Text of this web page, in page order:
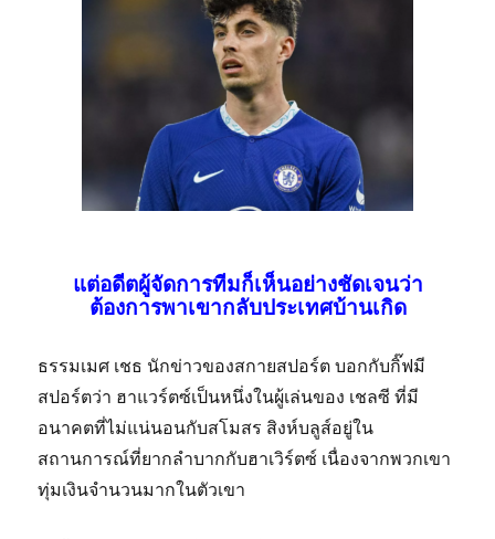
แต่อดีตผู้จัดการทีมก็เห็นอย่างชัดเจนว่า
ต้องการพาเขากลับประเทศบ้านเกิด
ธรรมเมศ เชธ นักข่าวของสกายสปอร์ต บอกกับกิ๊ฟมี
สปอร์ตว่า ฮาแวร์ตซ์เป็นหนึ่งในผู้เล่นของ เชลซี ที่มี
อนาคตที่ไม่แน่นอนกับสโมสร สิงห์บลูส์อยู่ใน
สถานการณ์ที่ยากลำบากกับฮาเวิร์ตซ์ เนื่องจากพวกเขา
ทุ่มเงินจำนวนมากในตัวเขา